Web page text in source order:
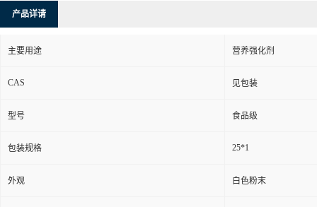
产品详请
主要用途 营养强化剂
CAS 见包装
型号 食品级
包装规格 25*1
外观 白色粉末